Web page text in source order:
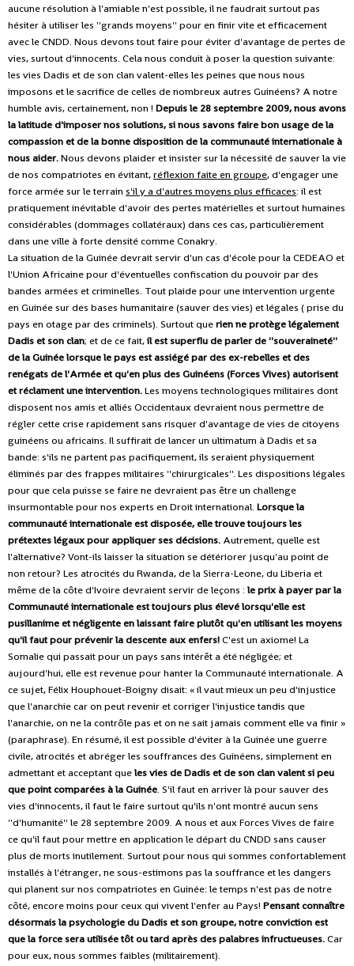
aucune résolution à l'amiable n'est possible, il ne faudrait surtout pas
hésiter à utiliser les ''grands moyens'' pour en finir vite et efficacement
avec le CNDD. Nous devons tout faire pour éviter d'avantage de pertes de
vies, surtout d'innocents. Cela nous conduit à poser la question suivante:
les vies Dadis et de son clan valent-elles les peines que nous nous
imposons et le sacrifice de celles de nombreux autres Guinéens? A notre
humble avis, certainement, non ! Depuis le 28 septembre 2009, nous avons
la latitude d'imposer nos solutions, si nous savons faire bon usage de la
compassion et de la bonne disposition de la communauté internationale à
nous aider.Nous devons plaider et insister sur la nécessité de sauver la vie
de nos compatriotes en évitant,réflexion faite en groupe, d'engager une
force armée sur le terrain s'il y a d'autres moyens plus efficaces: il est
pratiquement inévitable d'avoir des pertes matérielles et surtout humaines
considérables (dommages collatéraux) dans ces cas, particulièrement
dans une ville à forte densité comme Conakry.
La situation de la Guinée devrait servir d'un cas d'école pour la CEDEAO et
l'Union Africaine pour d'éventuelles confiscation du pouvoir par des
bandes armées et criminelles. Tout plaide pour une intervention urgente
en Guinée sur des bases humanitaire (sauver des vies) et légales ( prise du
pays en otage par des criminels). Surtout querien ne protège légalement
Dadis et son clan; et de ce fait,il est superflu de parler de ''souveraineté''
de la Guinée lorsque le pays est assiégé par des ex-rebelles et des
renégats de l'Armée et qu'en plus des Guinéens (Forces Vives) autorisent
et réclament une intervention.Les moyens technologiques militaires dont
disposent nos amis et alliés Occidentaux devraient nous permettre de
régler cette crise rapidement sans risquer d'avantage de vies de citoyens
guinéens ou africains. Il suffirait de lancer un ultimatum à Dadis et sa
bande: s'ils ne partent pas pacifiquement, ils seraient physiquement
éliminés par des frappes militaires ''chirurgicales''. Les dispositions légales
pour que cela puisse se faire ne devraient pas être un challenge
insurmontable pour nos experts en Droit international. Lorsque la
communauté internationale est disposée, elle trouve toujours les
prétextes légaux pour appliquer ses décisions. Autrement, quelle est
l'alternative? Vont-ils laisser la situation se détériorer jusqu'au point de
non retour? Les atrocités du Rwanda, de la Sierra-Leone, du Liberia et
même de la côte d'Ivoire devraient servir de leçons : le prix à payer par la
Communauté internationale est toujours plus élevé lorsqu'elle est
pusillanime et négligente en laissant faire plutôt qu'en utilisant les moyens
qu'il faut pour prévenir la descente aux enfers!C'est un axiome! La
Somalie qui passait pour un pays sans intérêt a été négligée; et
aujourd'hui, elle est revenue pour hanter la Communauté internationale. A
ce sujet, Félix Houphouet-Boigny disait: « il vaut mieux un peu d'injustice
que l'anarchie car on peut revenir et corriger l'injustice tandis que
l'anarchie, on ne la contrôle pas et on ne sait jamais comment elle va finir »
(paraphrase). En résumé, il est possible d'éviter à la Guinée une guerre
civile, atrocités et abréger les souffrances des Guinéens, simplement en
admettant et acceptant queles vies de Dadis et de son clan valent si peu
que point comparées à la Guinée. S'il faut en arriver là pour sauver des
vies d'innocents, il faut le faire surtout qu'ils n'ont montré aucun sens
''d'humanité'' le 28 septembre 2009. A nous et aux Forces Vives de faire
ce qu'il faut pour mettre en application le départ du CNDD sans causer
plus de morts inutilement. Surtout pour nous qui sommes confortablement
installés à l'étranger, ne sous-estimons pas la souffrance et les dangers
qui planent sur nos compatriotes en Guinée: le temps n'est pas de notre
côté, encore moins pour ceux qui vivent l'enfer au Pays! Pensant connaître
désormais la psychologie du Dadis et son groupe, notre conviction est
que la force sera utilisée tôt ou tard après des palabres infructueuses.Car
pour eux, nous sommes faibles (militairement).